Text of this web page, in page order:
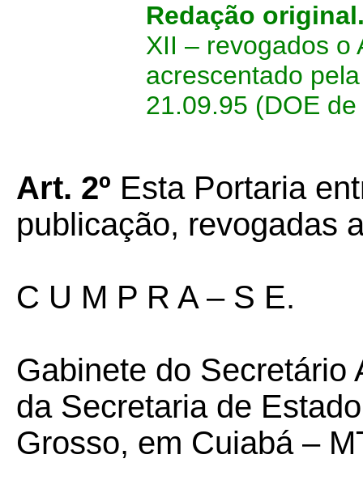
Redação
XII – revogados o
acrescentado
21.09.95 (DOE
Art. 2º Esta Portaria
publicação, revogadas
C U M P R A – S E.
Gabinete do Secretário
da Secretaria de
Grosso, em Cuiabá –